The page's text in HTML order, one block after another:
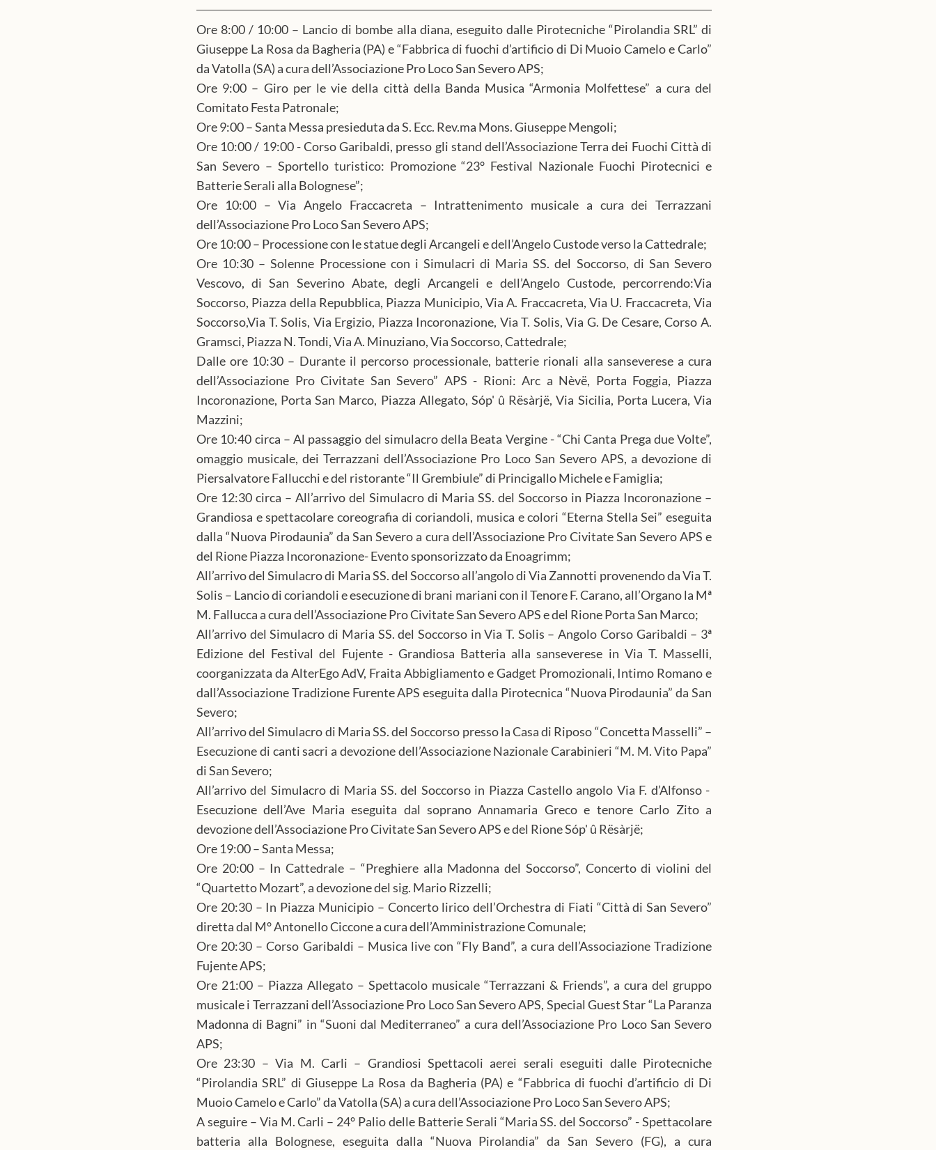
Ore 8:00 / 10:00 – Lancio di bombe alla diana, eseguito dalle Pirotecniche “Pirolandia SRL” di
Giuseppe La Rosa da Bagheria (PA) e “Fabbrica di fuochi d’artificio di Di Muoio Camelo e Carlo”
da Vatolla (SA) a cura dell’Associazione Pro Loco San Severo APS;
Ore 9:00 – Giro per le vie della città della Banda Musica “Armonia Molfettese” a cura del
Comitato Festa Patronale;
Ore 9:00 – Santa Messa presieduta da S. Ecc. Rev.ma Mons. Giuseppe Mengoli;
Ore 10:00 / 19:00 - Corso Garibaldi, presso gli stand dell’Associazione Terra dei Fuochi Città di
San Severo – Sportello turistico: Promozione “23° Festival Nazionale Fuochi Pirotecnici e
Batterie Serali alla Bolognese”;
Ore 10:00 – Via Angelo Fraccacreta – Intrattenimento musicale a cura dei Terrazzani
dell’Associazione Pro Loco San Severo APS;
Ore 10:00 – Processione con le statue degli Arcangeli e dell’Angelo Custode verso la Cattedrale;
Ore 10:30 – Solenne Processione con i Simulacri di Maria SS. del Soccorso, di San Severo
Vescovo, di San Severino Abate, degli Arcangeli e dell’Angelo Custode, percorrendo:Via
Soccorso, Piazza della Repubblica, Piazza Municipio, Via A. Fraccacreta, Via U. Fraccacreta, Via
Soccorso,Via T. Solis, Via Ergizio, Piazza Incoronazione, Via T. Solis, Via G. De Cesare, Corso A.
Gramsci, Piazza N. Tondi, Via A. Minuziano, Via Soccorso, Cattedrale;
Dalle ore 10:30 – Durante il percorso processionale, batterie rionali alla sanseverese a cura
dell’Associazione Pro Civitate San Severo” APS - Rioni: Arc a Nèvë, Porta Foggia, Piazza
Incoronazione, Porta San Marco, Piazza Allegato, Sóp' û Rësàrjë, Via Sicilia, Porta Lucera, Via
Mazzini;
Ore 10:40 circa – Al passaggio del simulacro della Beata Vergine - “Chi Canta Prega due Volte”,
omaggio musicale, dei Terrazzani dell’Associazione Pro Loco San Severo APS, a devozione di
Piersalvatore Fallucchi e del ristorante “Il Grembiule” di Princigallo Michele e Famiglia;
Ore 12:30 circa – All’arrivo del Simulacro di Maria SS. del Soccorso in Piazza Incoronazione –
Grandiosa e spettacolare coreografia di coriandoli, musica e colori “Eterna Stella Sei” eseguita
dalla “Nuova Pirodaunia” da San Severo a cura dell’Associazione Pro Civitate San Severo APS e
del Rione Piazza Incoronazione- Evento sponsorizzato da Enoagrimm;
All’arrivo del Simulacro di Maria SS. del Soccorso all’angolo di Via Zannotti provenendo da Via T.
Solis – Lancio di coriandoli e esecuzione di brani mariani con il Tenore F. Carano, all’Organo la Mª
M. Fallucca a cura dell’Associazione Pro Civitate San Severo APS e del Rione Porta San Marco;
All’arrivo del Simulacro di Maria SS. del Soccorso in Via T. Solis – Angolo Corso Garibaldi – 3ª
Edizione del Festival del Fujente - Grandiosa Batteria alla sanseverese in Via T. Masselli,
coorganizzata da AlterEgo AdV, Fraita Abbigliamento e Gadget Promozionali, Intimo Romano e
dall’Associazione Tradizione Furente APS eseguita dalla Pirotecnica “Nuova Pirodaunia” da San
Severo;
All’arrivo del Simulacro di Maria SS. del Soccorso presso la Casa di Riposo “Concetta Masselli” –
Esecuzione di canti sacri a devozione dell’Associazione Nazionale Carabinieri “M. M. Vito Papa”
di San Severo;
All’arrivo del Simulacro di Maria SS. del Soccorso in Piazza Castello angolo Via F. d’Alfonso -
Esecuzione dell’Ave Maria eseguita dal soprano Annamaria Greco e tenore Carlo Zito a
devozione dell’Associazione Pro Civitate San Severo APS e del Rione Sóp' û Rësàrjë;
Ore 19:00 – Santa Messa;
Ore 20:00 – In Cattedrale – “Preghiere alla Madonna del Soccorso”, Concerto di violini del
“Quartetto Mozart”, a devozione del sig. Mario Rizzelli;
Ore 20:30 – In Piazza Municipio – Concerto lirico dell’Orchestra di Fiati “Città di San Severo”
diretta dal M° Antonello Ciccone a cura dell’Amministrazione Comunale;
Ore 20:30 – Corso Garibaldi – Musica live con “Fly Band”, a cura dell’Associazione Tradizione
Fujente APS;
Ore 21:00 – Piazza Allegato – Spettacolo musicale “Terrazzani & Friends”, a cura del gruppo
musicale i Terrazzani dell’Associazione Pro Loco San Severo APS, Special Guest Star “La Paranza
Madonna di Bagni” in “Suoni dal Mediterraneo” a cura dell’Associazione Pro Loco San Severo
APS;
Ore 23:30 – Via M. Carli – Grandiosi Spettacoli aerei serali eseguiti dalle Pirotecniche
“Pirolandia SRL” di Giuseppe La Rosa da Bagheria (PA) e “Fabbrica di fuochi d’artificio di Di
Muoio Camelo e Carlo” da Vatolla (SA) a cura dell’Associazione Pro Loco San Severo APS;
A seguire – Via M. Carli – 24° Palio delle Batterie Serali “Maria SS. del Soccorso” - Spettacolare
batteria alla Bolognese, eseguita dalla “Nuova Pirolandia” da San Severo (FG), a cura